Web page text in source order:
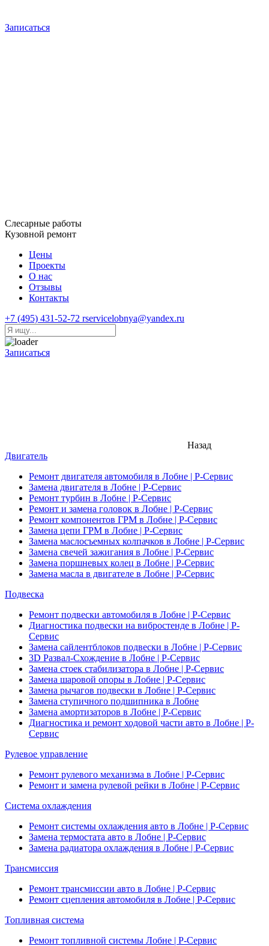
Записаться
Слесарные работы
Кузовной ремонт
Цены
Проекты
О нас
Отзывы
Контакты
+7 (495) 431-52-72 rservicelobnya@yandex.ru
Записаться
Назад
Двигатель
Ремонт двигателя автомобиля в Лобне | Р-Сервис
Замена двигателя в Лобне | Р-Сервис
Ремонт турбин в Лобне | Р-Сервис
Ремонт и замена головок в Лобне | Р-Сервис
Ремонт компонентов ГРМ в Лобне | Р-Сервис
Замена цепи ГРМ в Лобне | Р-Сервис
Замена маслосъемных колпачков в Лобне | Р-Сервис
Замена свечей зажигания в Лобне | Р-Сервис
Замена поршневых колец в Лобне | Р-Сервис
Замена масла в двигателе в Лобне | Р-Сервис
Подвеска
Ремонт подвески автомобиля в Лобне | Р-Сервис
Диагностика подвески на вибростенде в Лобне | Р-
Сервис
Замена сайлентблоков подвески в Лобне | Р-Сервис
3D Развал-Схождение в Лобне | Р-Сервис
Замена стоек стабилизатора в Лобне | Р-Сервис
Замена шаровой опоры в Лобне | Р-Сервис
Замена рычагов подвески в Лобне | Р-Сервис
Замена ступичного подшипника в Лобне
Замена амортизаторов в Лобне | Р-Сервис
Диагностика и ремонт ходовой части авто в Лобне | Р-
Сервис
Рулевое управление
Ремонт рулевого механизма в Лобне | Р-Сервис
Ремонт и замена рулевой рейки в Лобне | Р-Сервис
Система охлаждения
Ремонт системы охлаждения авто в Лобне | Р-Сервис
Замена термостата авто в Лобне | Р-Сервис
Замена радиатора охлаждения в Лобне | Р-Сервис
Трансмиссия
Ремонт трансмиссии авто в Лобне | Р-Сервис
Ремонт сцепления автомобиля в Лобне | Р-Сервис
Топливная система
Ремонт топливной системы Лобне | Р-Сервис